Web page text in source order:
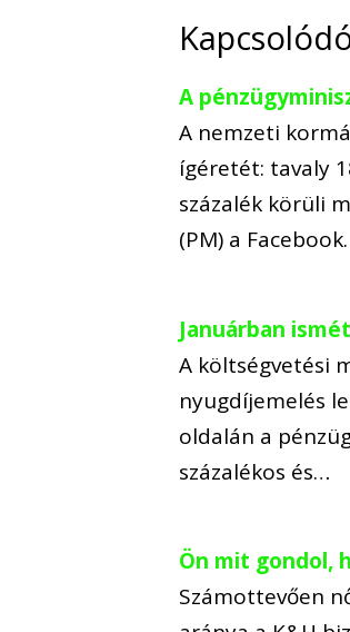
A
A nemzeti
ígéretét: tavaly
százalék körüli
(PM) a
Januárban
A költségvetési
nyugdíjemelés
oldalán a
százalékos és…
Ön mit gondol,
Számottevően